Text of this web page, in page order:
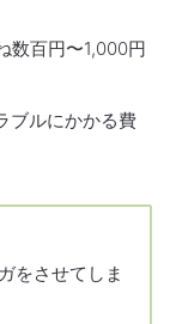
数百円〜1,000円
ブルにかかる費
をさせてしま